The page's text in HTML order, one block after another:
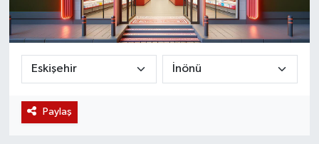
Paylaş
Magazin
Etkinlikler